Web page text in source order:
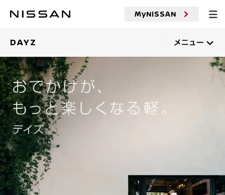
テ
ン
ツ
へ
MyNISSAN
DAYZ メニュー